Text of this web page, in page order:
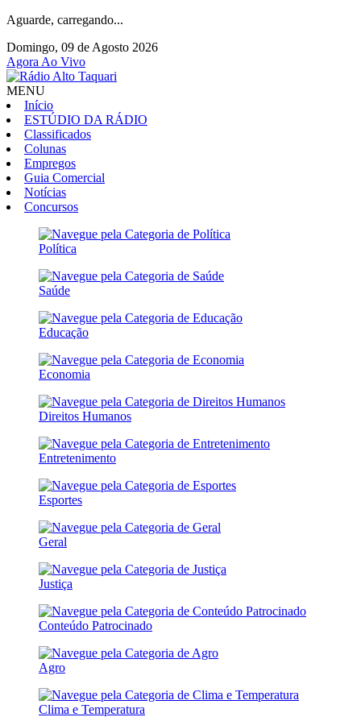
Aguarde, carregando...
Domingo, 09 de Agosto 2026
Agora Ao Vivo
MENU
Início
ESTÚDIO DA RÁDIO
Classificados
Colunas
Empregos
Guia Comercial
Notícias
Concursos
Política
Saúde
Educação
Economia
Direitos Humanos
Entretenimento
Esportes
Geral
Justiça
Conteúdo Patrocinado
Agro
Clima e Temperatura